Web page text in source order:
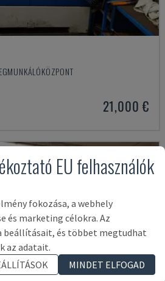
21,000 €
EU felhasználók
fokozása, a webhely
és marketing célokra. Az
beállításait, és többet megtudhat
az adatait.
MINDET ELFOGAD